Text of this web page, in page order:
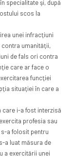
specialitate şi, după
scos la
unei infracţiuni
umanităţii,
de fals ori contra
care ar face o
funcţiei
situaţiei în care a
care i-a fost interzisă
profesia sau
a folosit pentru
a luat măsura de
a exercitării unei